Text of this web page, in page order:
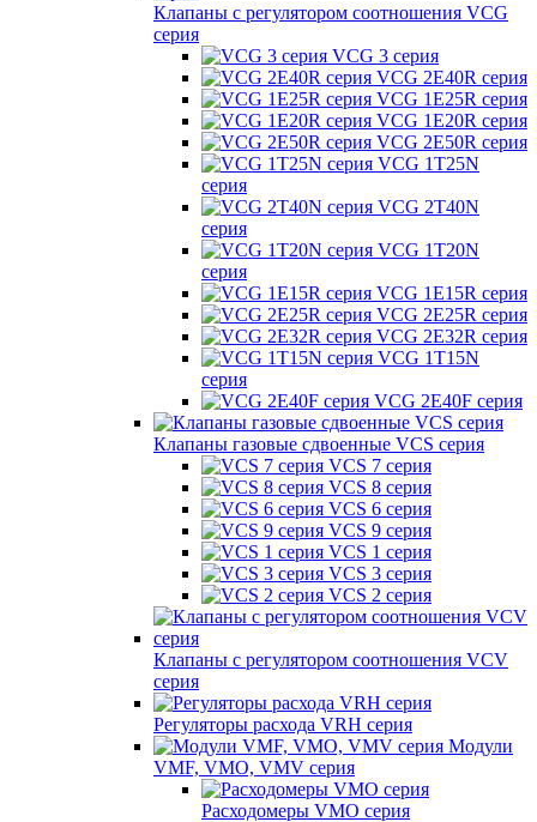
Клапаны с регулятором соотношения VCG
серия
VCG 3 серия
VCG 2E40R серия
VCG 1E25R серия
VCG 1E20R серия
VCG 2E50R серия
VCG 1T25N
серия
VCG 2T40N
серия
VCG 1T20N
серия
VCG 1E15R серия
VCG 2E25R серия
VCG 2E32R серия
VCG 1T15N
серия
VCG 2E40F серия
Клапаны газовые сдвоенные VCS серия
VCS 7 серия
VCS 8 серия
VCS 6 серия
VCS 9 серия
VCS 1 серия
VCS 3 серия
VCS 2 серия
Клапаны с регулятором соотношения VCV
серия
Регуляторы расхода VRH серия
Модули
VMF, VMO, VMV серия
Расходомеры VMO серия